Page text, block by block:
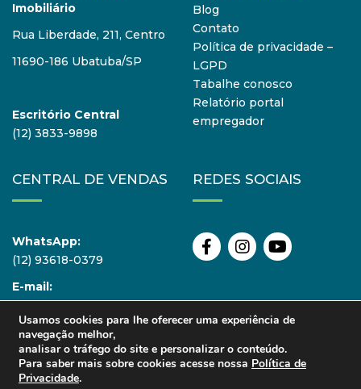
Imobiliário
Rua Liberdade, 211, Centro
11690-186 Ubatuba/SP
Escritório Central
(12) 3833-9898
Blog
Contato
Política de privacidade –
LGPD
Tabalhe conosco
Relatório portal
empregador
CENTRAL DE VENDAS
WhatsApp:
(12) 93618-0379
E-mail:
vendas@atmosfera.com
REDES SOCIAIS
Usamos cookies para lhe oferecer uma experiência de
navegação melhor,
analisar o tráfego do site e personalizar o conteúdo.
Para saber mais sobre cookies acesse nossa Política de
Privacidade.